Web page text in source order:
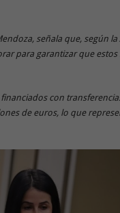
señala que, según
para garantizar que
con
de euros, lo que